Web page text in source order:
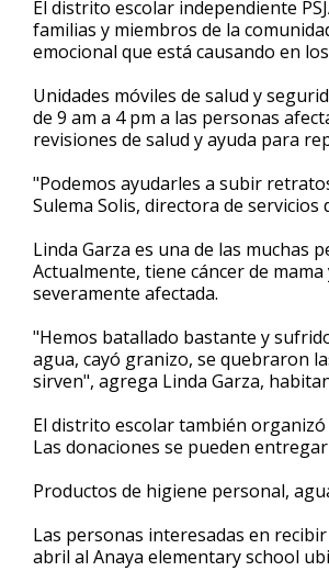
of
1
minute,
seconds
Volume
90%
El distrito escolar independiente
familias y miembros de la
emocional que está causando en
Unidades móviles de salud y
de 9 am a 4 pm a las personas
revisiones de salud y ayuda para
"Podemos ayudarles a subir
Sulema Solis, directora de servicios
Linda Garza es una de las muchas
Actualmente, tiene cáncer de
severamente afectada.
"Hemos batallado bastante y
agua, cayó granizo, se quebraron
sirven", agrega Linda Garza,
El distrito escolar también
Las donaciones se pueden
Productos de higiene personal,
Las personas interesadas en
abril al Anaya elementary school